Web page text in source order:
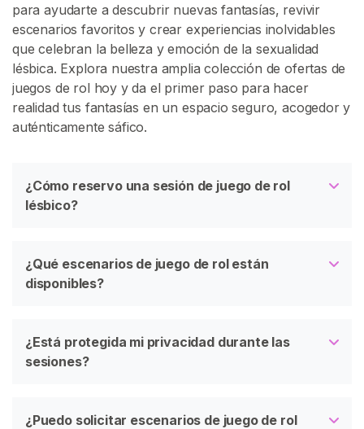
para ayudarte a descubrir nuevas fantasías, revivir
escenarios favoritos y crear experiencias inolvidables
que celebran la belleza y emoción de la sexualidad
lésbica. Explora nuestra amplia colección de ofertas de
juegos de rol hoy y da el primer paso para hacer
realidad tus fantasías en un espacio seguro, acogedor y
auténticamente sáfico.
¿Cómo reservo una sesión de juego de rol
lésbico?
¿Qué escenarios de juego de rol están
disponibles?
¿Está protegida mi privacidad durante las
sesiones?
¿Puedo solicitar escenarios de juego de rol